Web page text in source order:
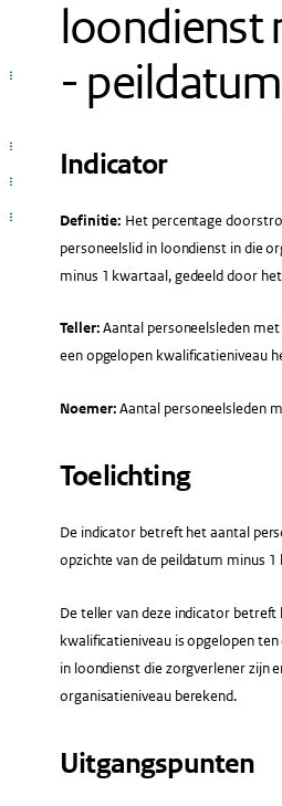
...
...
...
...
loondienst
-
Indicator
Definitie: Het percentage
personeelslid in loondienst in die
minus 1 kwartaal, gedeeld door
Teller:Aantal personeelsleden
een opgelopen kwalificatieniveau
Noemer:Aantal personeelsleden
Toelichting
De indicator betreft het aantal
opzichte van de peildatum minus
De teller van deze indicator
kwalificatieniveau is opgelopen
in loondienst die zorgverlener zijn
organisatieniveau berekend.
Uitgangspunten